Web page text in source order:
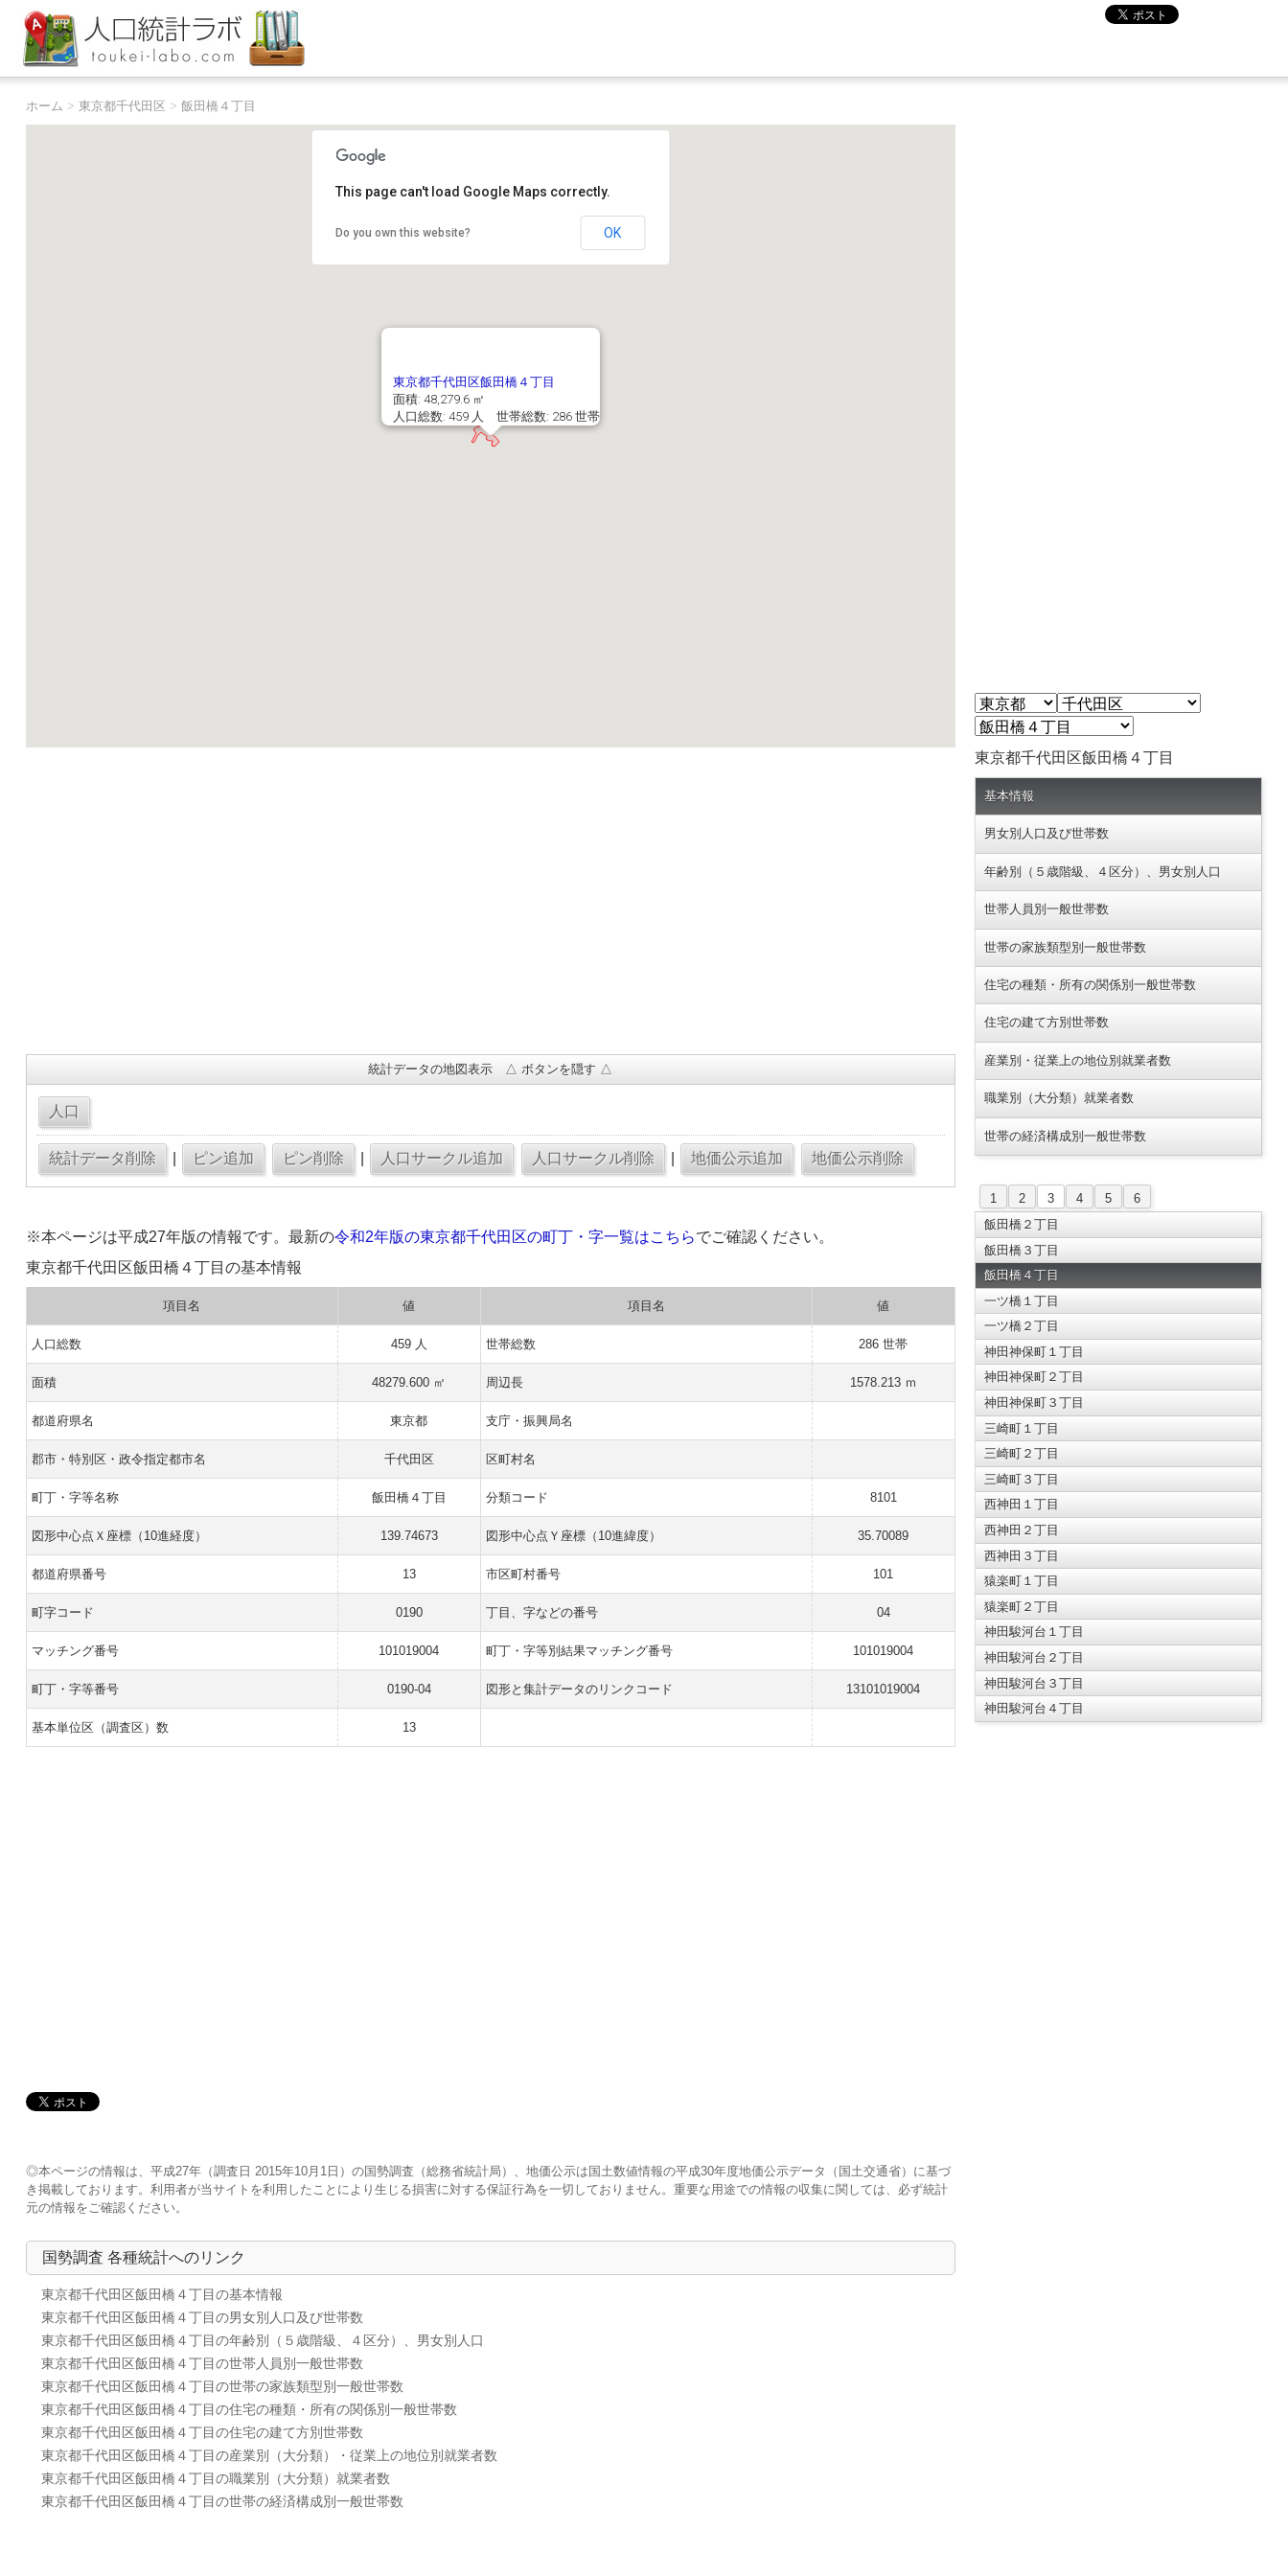
ホーム > 東京都千代田区 > 飯田橋４丁目
東京都千代田区飯田橋４丁目
面積: 48,279.6 ㎡
人口総数: 459 人 世帯総数: 286 世帯
This page can't load Google Maps correctly.
Do you own this website? OK
統計データの地図表示 △ ボタンを隠す △
※本ページは平成27年版の情報です。最新の令和2年版の東京都千代田区の町丁・字一覧はこちらでご確認ください。
東京都千代田区飯田橋４丁目の基本情報
項目名 値 項目名 値
人口総数 459 人 世帯総数 286 世帯
面積 48279.600 ㎡ 周辺長 1578.213 ｍ
都道府県名 東京都 支庁・振興局名
郡市・特別区・政令指定都市名 千代田区 区町村名
町丁・字等名称 飯田橋４丁目 分類コード 8101
図形中心点Ｘ座標（10進経度） 139.74673 図形中心点Ｙ座標（10進緯度） 35.70089
都道府県番号 13 市区町村番号 101
町字コード 0190 丁目、字などの番号 04
マッチング番号 101019004 町丁・字等別結果マッチング番号 101019004
町丁・字等番号 0190-04 図形と集計データのリンクコード 13101019004
基本単位区（調査区）数 13
◎本ページの情報は、平成27年（調査日 2015年10月1日）の国勢調査（総務省統計局）、地価公示は国土数値情報の平成30年度地価公示データ（国土交通省）に基づ
き掲載しております。利用者が当サイトを利用したことにより生じる損害に対する保証行為を一切しておりません。重要な用途での情報の収集に関しては、必ず統計
元の情報をご確認ください。
国勢調査 各種統計へのリンク
東京都千代田区飯田橋４丁目の基本情報
東京都千代田区飯田橋４丁目の男女別人口及び世帯数
東京都千代田区飯田橋４丁目の年齢別（５歳階級、４区分）、男女別人口
東京都千代田区飯田橋４丁目の世帯人員別一般世帯数
東京都千代田区飯田橋４丁目の世帯の家族類型別一般世帯数
東京都千代田区飯田橋４丁目の住宅の種類・所有の関係別一般世帯数
東京都千代田区飯田橋４丁目の住宅の建て方別世帯数
東京都千代田区飯田橋４丁目の産業別（大分類）・従業上の地位別就業者数
東京都千代田区飯田橋４丁目の職業別（大分類）就業者数
東京都千代田区飯田橋４丁目の世帯の経済構成別一般世帯数
東京都千代田区飯田橋４丁目
基本情報
男女別人口及び世帯数
年齢別（５歳階級、４区分）、男女別人口
世帯人員別一般世帯数
世帯の家族類型別一般世帯数
住宅の種類・所有の関係別一般世帯数
住宅の建て方別世帯数
産業別・従業上の地位別就業者数
職業別（大分類）就業者数
世帯の経済構成別一般世帯数
1 2 3 4 5
6
飯田橋２丁目
飯田橋３丁目
飯田橋４丁目
一ツ橋１丁目
一ツ橋２丁目
神田神保町１丁目
神田神保町２丁目
神田神保町３丁目
三崎町１丁目
三崎町２丁目
三崎町３丁目
西神田１丁目
西神田２丁目
西神田３丁目
猿楽町１丁目
猿楽町２丁目
神田駿河台１丁目
神田駿河台２丁目
神田駿河台３丁目
神田駿河台４丁目